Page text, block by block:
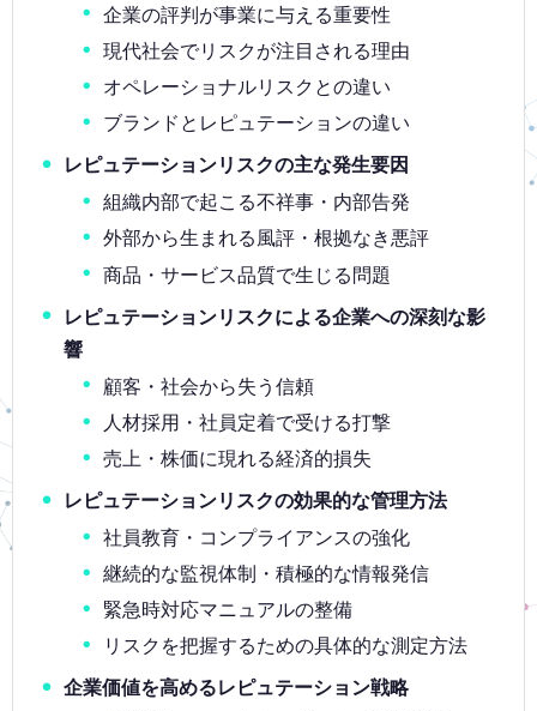
企業の評判が事業に与える重要性
現代社会でリスクが注目される理由
オペレーショナルリスクとの違い
ブランドとレピュテーションの違い
レピュテーションリスクの主な発生要因
組織内部で起こる不祥事・内部告発
外部から生まれる風評・根拠なき悪評
商品・サービス品質で生じる問題
レピュテーションリスクによる企業への深刻な影
響
顧客・社会から失う信頼
人材採用・社員定着で受ける打撃
売上・株価に現れる経済的損失
レピュテーションリスクの効果的な管理方法
社員教育・コンプライアンスの強化
継続的な監視体制・積極的な情報発信
緊急時対応マニュアルの整備
リスクを把握するための具体的な測定方法
企業価値を高めるレピュテーション戦略